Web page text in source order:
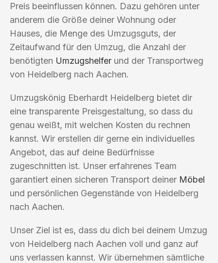
Preis beeinflussen können. Dazu gehören unter
anderem die Größe deiner Wohnung oder
Hauses, die Menge des Umzugsguts, der
Zeitaufwand für den Umzug, die Anzahl der
benötigten Umzugshelfer und der Transportweg
von Heidelberg nach Aachen.
Umzugskönig Eberhardt Heidelberg bietet dir
eine transparente Preisgestaltung, so dass du
genau weißt, mit welchen Kosten du rechnen
kannst. Wir erstellen dir gerne ein individuelles
Angebot, das auf deine Bedürfnisse
zugeschnitten ist. Unser erfahrenes Team
garantiert einen sicheren Transport deiner Möbel
und persönlichen Gegenstände von Heidelberg
nach Aachen.
Unser Ziel ist es, dass du dich bei deinem Umzug
von Heidelberg nach Aachen voll und ganz auf
uns verlassen kannst. Wir übernehmen sämtliche